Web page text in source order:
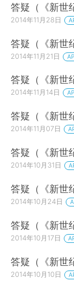
答疑（《新世
2014年11月28日
答疑（《新世
2014年11月21日
答疑（《新世
2014年11月14日
答疑（《新世
2014年11月07日
答疑（《新世
2014年10月31日
答疑（《新世
2014年10月24日
答疑（《新世
2014年10月17日
答疑（《新世
2014年10月10日